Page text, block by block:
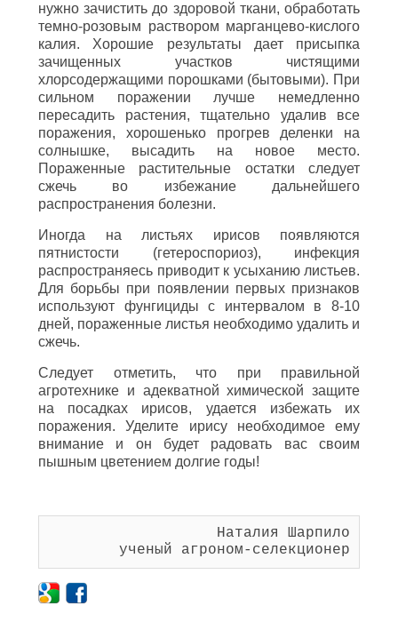
нужно зачистить до здоровой ткани, обработать
темно-розовым раствором марганцево-кислого
калия. Хорошие результаты дает присыпка
зачищенных участков чистящими
хлорсодержащими порошками (бытовыми). При
сильном поражении лучше немедленно
пересадить растения, тщательно удалив все
поражения, хорошенько прогрев деленки на
солнышке, высадить на новое место.
Пораженные растительные остатки следует
сжечь во избежание дальнейшего
распространения болезни.
Иногда на листьях ирисов появляются
пятнистости (гетероспориоз), инфекция
распространяесь приводит к усыханию листьев.
Для борьбы при появлении первых признаков
используют фунгициды с интервалом в 8-10
дней, пораженные листья необходимо удалить и
сжечь.
Следует отметить, что при правильной
агротехнике и адекватной химической защите
на посадках ирисов, удается избежать их
поражения. Уделите ирису необходимое ему
внимание и он будет радовать вас своим
пышным цветением долгие годы!
Наталия Шарпило
ученый агроном-селекционер